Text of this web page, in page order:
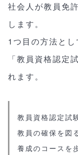
社会人が教員免
します。
1つ目の方法と
「教員資格認定
れます。
教員資格認定試
教員の確保を図
養成のコースを